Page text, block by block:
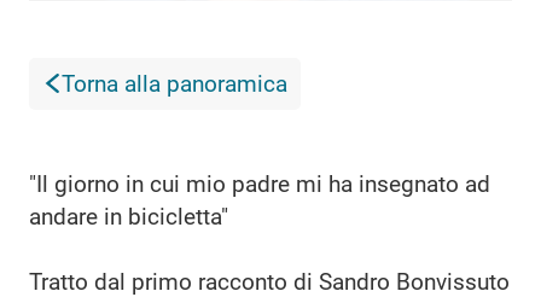
Torna alla panoramica
"Il giorno in cui mio padre mi ha insegnato ad
andare in bicicletta"
Tratto dal primo racconto di Sandro Bonvissuto